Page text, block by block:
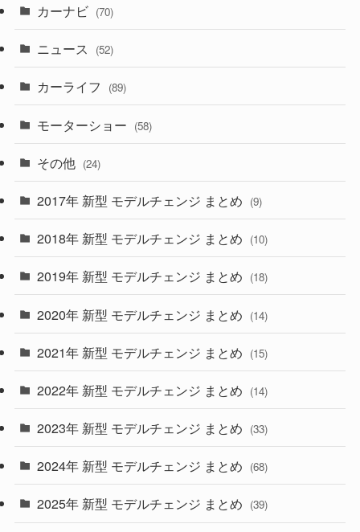
(50)
(43)
(6)
(9)
(4)
(30)
(27)
(58)
(28)
(27)
(26)
(33)
(10)
(35)
(10)
(9)
(22)
(4)
(9)
(1) (5)
カーナビ (70)
ニュース (52)
カーライフ (89)
モーターショー (58)
その他 (24)
2017年 新型 モデルチェンジ まとめ (9)
2018年 新型 モデルチェンジ まとめ (10)
2019年 新型 モデルチェンジ まとめ (18)
2020年 新型 モデルチェンジ まとめ (14)
2021年 新型 モデルチェンジ まとめ (15)
2022年 新型 モデルチェンジ まとめ (14)
2023年 新型 モデルチェンジ まとめ (33)
2024年 新型 モデルチェンジ まとめ (68)
2025年 新型 モデルチェンジ まとめ (39)